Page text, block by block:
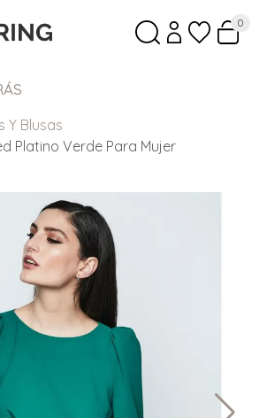
0
Y Blusas
Platino Verde Para Mujer